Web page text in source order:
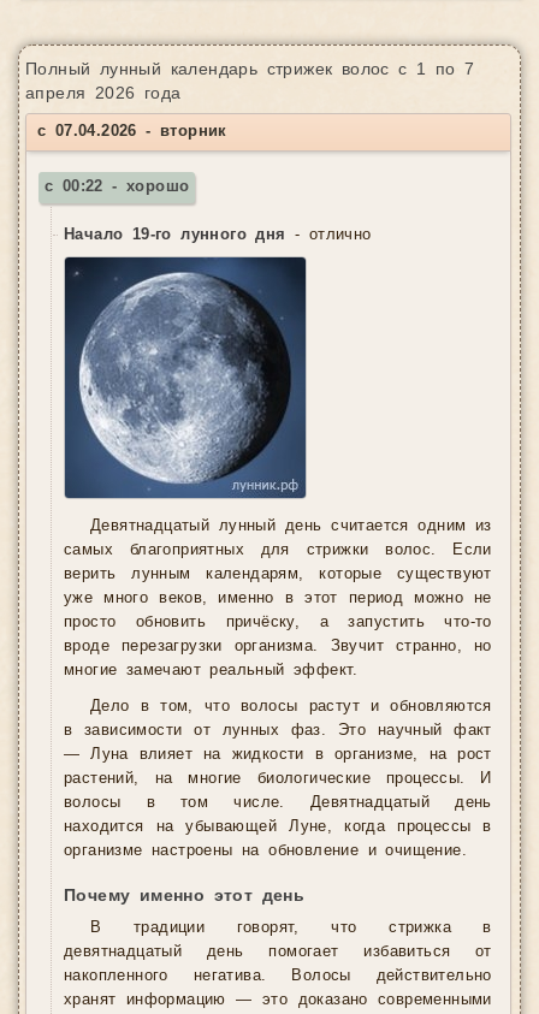
Полный лунный календарь стрижек волос с 1 по 7
апреля 2026 года
с 07.04.2026 - вторник
с 00:22 - хорошо
Начало 19-го лунного дня - отлично
Девятнадцатый лунный день считается одним из
самых благоприятных для стрижки волос. Если
верить лунным календарям, которые существуют
уже много веков, именно в этот период можно не
просто обновить причёску, а запустить что-то
вроде перезагрузки организма. Звучит странно, но
многие замечают реальный эффект.
Дело в том, что волосы растут и обновляются
в зависимости от лунных фаз. Это научный факт
— Луна влияет на жидкости в организме, на рост
растений, на многие биологические процессы. И
волосы в том числе. Девятнадцатый день
находится на убывающей Луне, когда процессы в
организме настроены на обновление и очищение.
Почему именно этот день
В традиции говорят, что стрижка в
девятнадцатый день помогает избавиться от
накопленного негатива. Волосы действительно
хранят информацию — это доказано современными